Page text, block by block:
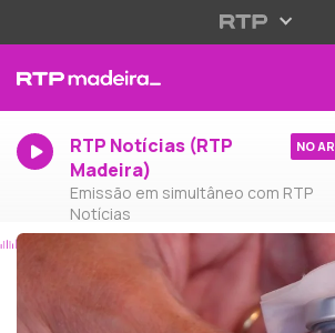
RTP Notícias (RTP
Madeira)
Emissão em simultâneo com RTP
Notícias
NO AR